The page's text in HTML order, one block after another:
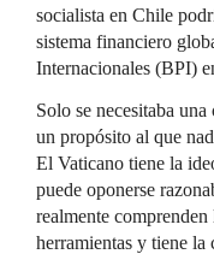
socialista en Chile
sistema financiero
Internacionales (BPI)
Solo se necesitaba
un propósito al que
El Vaticano tiene la
puede oponerse
realmente
herramientas y tiene la